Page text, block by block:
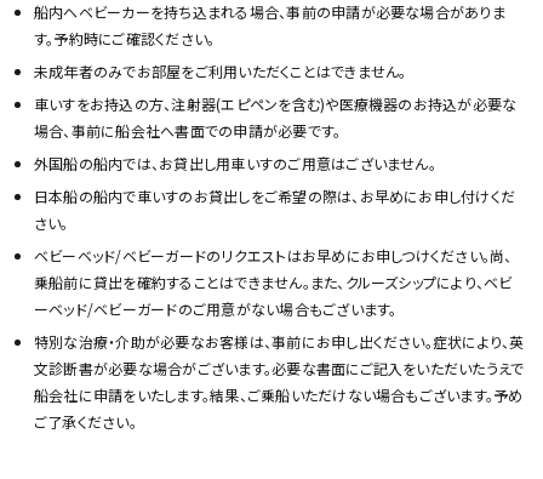
船内へベビーカーを持ち込まれる場合、事前の申請が必要な場合がありま
す。予約時にご確認ください。
未成年者のみでお部屋をご利用いただくことはできません。
車いすをお持込の方、注射器(エピペンを含む)や医療機器のお持込が必要な
場合、事前に船会社へ書面での申請が必要です。
外国船の船内では、お貸出し用車いすのご用意はございません。
日本船の船内で車いすのお貸出しをご希望の際は、お早めにお申し付けくだ
さい。
ベビーベッド/ベビーガードのリクエストはお早めにお申しつけください。尚、
乗船前に貸出を確約することはできません。また、クルーズシップにより、ベビ
ーベッド/ベビーガードのご用意がない場合もございます。
特別な治療・介助が必要なお客様は、事前にお申し出ください。症状により、英
文診断書が必要な場合がございます。必要な書面にご記入をいただいたうえで
船会社に申請をいたします。結果、ご乗船いただけない場合もございます。予め
ご了承ください。